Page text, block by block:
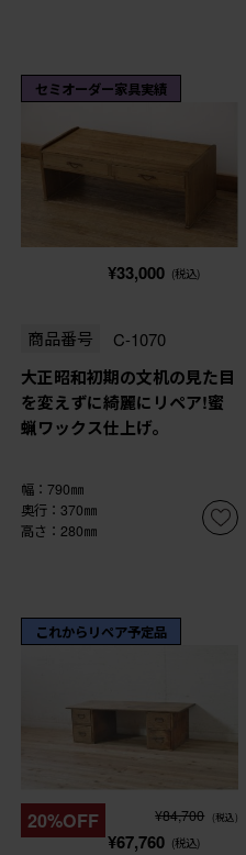
セミオーダー家具実績
¥33,000 (税込)
商品番号 C-1070
大正昭和初期の文机の見た目
を変えずに綺麗にリペア!蜜
蝋ワックス仕上げ。
幅：790㎜
奥行：370㎜
高さ：280㎜
これからリペア予定品
20%OFF ¥84,700 (税込)
¥67,760 (税込)